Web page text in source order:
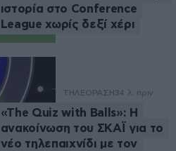
ιστορία στο Conference
League χωρίς δεξί χέρι
ΤΗΛΕΟΡΑΣΗ34 λ. πριν
«The Quiz with Balls»: Η
ανακοίνωση του ΣΚΑΪ για το
νέο τηλεπαιχνίδι με τον